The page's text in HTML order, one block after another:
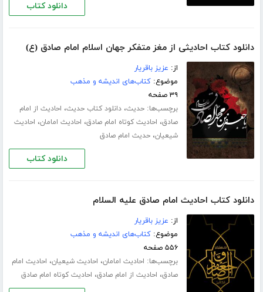
دانلود کتاب
دانلود کتاب احادیثی از مغز متفکر جهان اسلام امام صادق (ع)
از: عزیز باقریار
موضوع:کتاب‌های اندیشه و مذهب
۳۹ صفحه
برچسب‌ها:حدیث،دانلود کتاب حدیث، احادیث از امام
صادق، احادیث کوتاه امام صادق، احادیث امامان، احادیث
شیعیان،حدیث امام صادق
دانلود کتاب
دانلود کتاب احادیث امام صادق علیه السلام
از: عزیز باقریار
موضوع:کتاب‌های اندیشه و مذهب
۵۵۶ صفحه
برچسب‌ها: احادیث امامان، احادیث شیعیان، احادیث امام
صادق، احادیث از امام صادق، احادیث کوتاه امام صادق